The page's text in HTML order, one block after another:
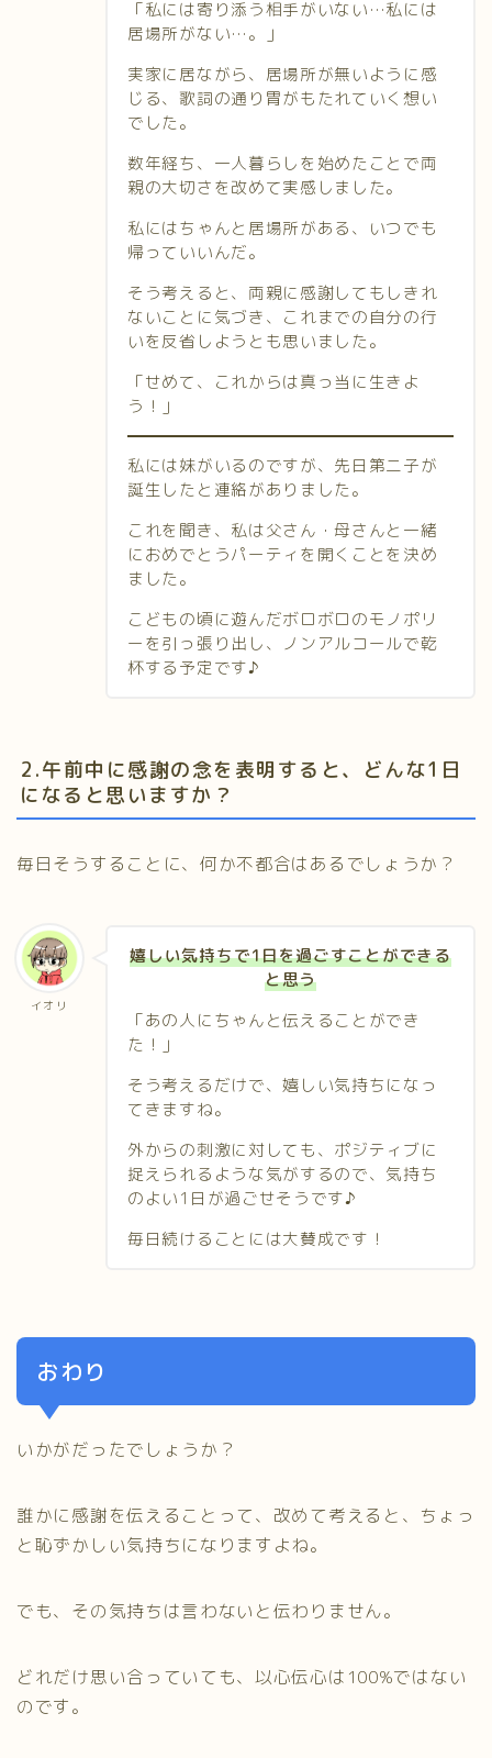
「私には寄り添う相手がいない…私には
居場所がない…。」
実家に居ながら、居場所が無いように感
じる、歌詞の通り胃がもたれていく想い
でした。
数年経ち、一人暮らしを始めたことで両
親の大切さを改めて実感しました。
私にはちゃんと居場所がある、いつでも
帰っていいんだ。
そう考えると、両親に感謝してもしきれ
ないことに気づき、これまでの自分の行
いを反省しようとも思いました。
「せめて、これからは真っ当に生きよ
う！」
私には妹がいるのですが、先日第二子が
誕生したと連絡がありました。
これを聞き、私は父さん・母さんと一緒
におめでとうパーティを開くことを決め
ました。
こどもの頃に遊んだボロボロのモノポリ
ーを引っ張り出し、ノンアルコールで乾
杯する予定です♪
2.午前中に感謝の念を表明すると、どんな1日
になると思いますか？
毎日そうすることに、何か不都合はあるでしょうか？
イオリ
嬉しい気持ちで1日を過ごすことができる
と思う
「あの人にちゃんと伝えることができ
た！」
そう考えるだけで、嬉しい気持ちになっ
てきますね。
外からの刺激に対しても、ポジティブに
捉えられるような気がするので、気持ち
のよい1日が過ごせそうです♪
毎日続けることには大賛成です！
おわり
いかがだったでしょうか？
誰かに感謝を伝えることって、改めて考えると、ちょっ
と恥ずかしい気持ちになりますよね。
でも、その気持ちは言わないと伝わりません。
どれだけ思い合っていても、以心伝心は100%ではない
のです。